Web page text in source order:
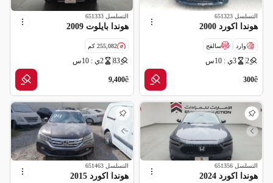
التسلسل 651323
هوندا اكورد 2000
وارد سالفج
2 3ي : 10س
ê
300
التسلسل 651333
هوندا بايلوت 2009
255,082 كم
83 2ي : 10س
ê
9,400
التسلسل 651356
هوندا اكورد 2024
التسلسل 651463
هوندا اكورد 2015